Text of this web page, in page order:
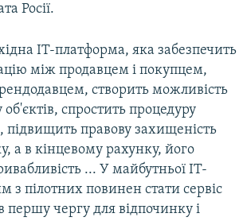
Росії.
IT-платформа, яка забезпечить
між продавцем і покупцем,
створить можливість
об'єктів, спростить процедуру
підвищить правову захищеність
а в кінцевому рахунку, його
... У майбутньої IT-
з пілотних повинен стати сервіс
чергу для відпочинку і